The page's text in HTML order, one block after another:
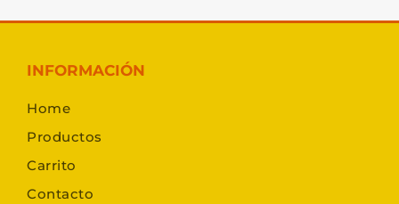
INFORMACIÓN
Home
Productos
Carrito
Contacto